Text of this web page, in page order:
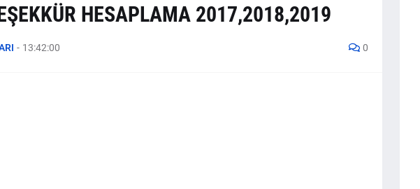
HESAPLAMA 2017,2018,2019
- 13:42:00 0